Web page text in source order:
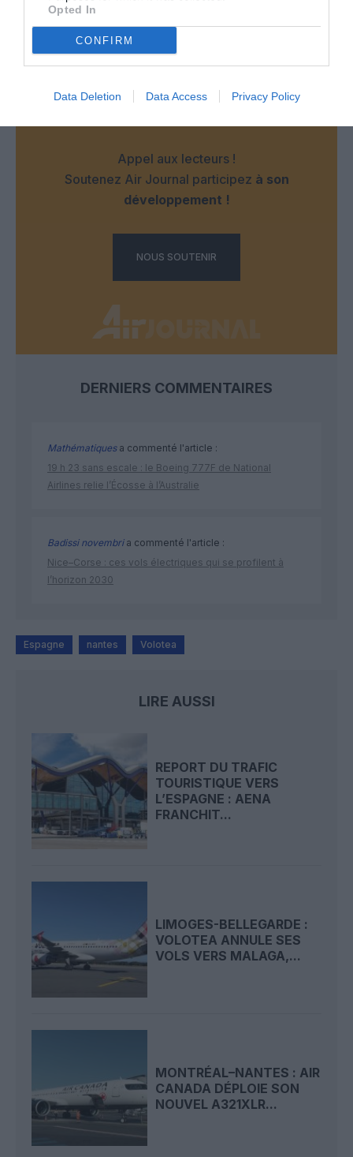
Opted In
CONFIRM
Data Deletion Data Access Privacy Policy
LAISSER UN COMMENTAIRE
Appel aux lecteurs !
Soutenez Air Journal participez à son
développement !
NOUS SOUTENIR
DERNIERS COMMENTAIRES
Mathématiquesa commenté l'article :
19 h 23 sans escale : le Boeing 777F de National
Airlines relie l’Écosse à l’Australie
Badissi novembria commenté l'article :
Nice–Corse : ces vols électriques qui se profilent à
l’horizon 2030
Espagne nantes Volotea
LIRE AUSSI
REPORT DU TRAFIC
TOURISTIQUE VERS
L’ESPAGNE : AENA
FRANCHIT...
LIMOGES-BELLEGARDE :
VOLOTEA ANNULE SES
VOLS VERS MALAGA,...
MONTRÉAL–NANTES : AIR
CANADA DÉPLOIE SON
NOUVEL A321XLR...